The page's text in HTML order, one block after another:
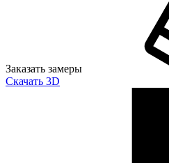
Заказать замеры
Скачать 3D